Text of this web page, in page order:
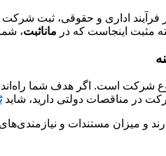
اداری و حقوقی، ثبت شرکت
مثبت اینجاست که در ماناثبت، شما
نوع شرکت است. اگر هدف شما
در مناقصات دولتی دارید، شاید
و میزان مستندات و